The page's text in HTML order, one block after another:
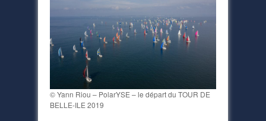
© Yann Riou – PolarYSE – le départ du TOUR DE
BELLE-ILE 2019